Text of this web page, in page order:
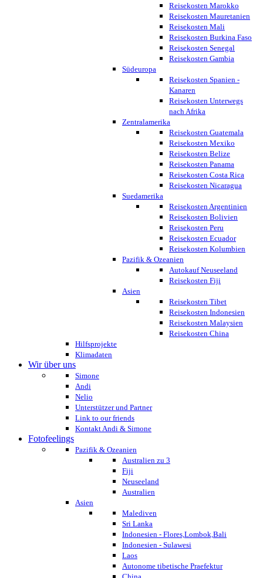
Reisekosten Marokko
Reisekosten Mauretanien
Reisekosten Mali
Reisekosten Burkina Faso
Reisekosten Senegal
Reisekosten Gambia
Südeuropa
Reisekosten Spanien -
Kanaren
Reisekosten Unterwegs
nach Afrika
Zentralamerika
Reisekosten Guatemala
Reisekosten Mexiko
Reisekosten Belize
Reisekosten Panama
Reisekosten Costa Rica
Reisekosten Nicaragua
Suedamerika
Reisekosten Argentinien
Reisekosten Bolivien
Reisekosten Peru
Reisekosten Ecuador
Reisekosten Kolumbien
Pazifik & Ozeanien
Autokauf Neuseeland
Reisekosten Fiji
Asien
Reisekosten Tibet
Reisekosten Indonesien
Reisekosten Malaysien
Reisekosten China
Hilfsprojekte
Klimadaten
Wir über uns
Simone
Andi
Nelio
Unterstützer und Partner
Link to our friends
Kontakt Andi & Simone
Fotofeelings
Pazifik & Ozeanien
Australien zu 3
Fiji
Neuseeland
Australien
Asien
Malediven
Sri Lanka
Indonesien - Flores,Lombok,Bali
Indonesien - Sulawesi
Laos
Autonome tibetische Praefektur